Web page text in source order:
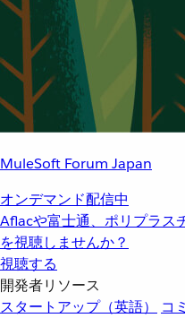
MuleSoft Forum Japan
オンデマンド配信中
Aflacや富士通、ポリプラス
を視聴しませんか？
視聴する
開発者リソース
スタートアップ（英語）
コ